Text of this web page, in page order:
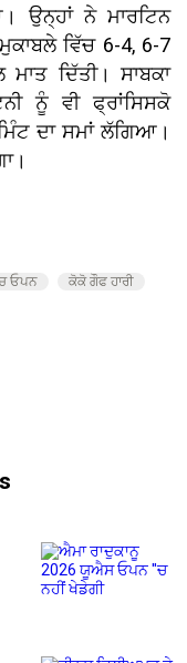
ਉਨ੍ਹਾਂ ਨੇ ਮਾਰਟਿਨ
ਵਿੱਚ 6-4, 6-7
ਦਿੱਤੀ। ਸਾਬਕਾ
ਨੂੰ ਵੀ ਫ੍ਰਾਂਸਿਸਕੋ
ਦਾ ਸਮਾਂ ਲੱਗਿਆ।
ਓਪਨ
ਕੋਕੋ ਗੌਫ ਹਾਰੀ